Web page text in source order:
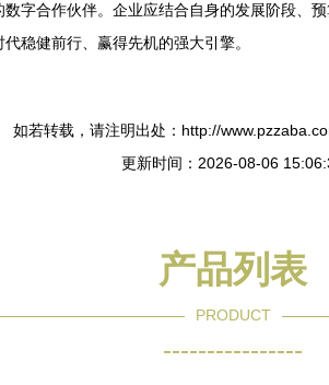
字合作伙伴。企业应结合自身的发展阶段、
稳健前行、赢得先机的强大引擎。
如若转载，请注明出处：http://
更新时间：2026-08-06
产品列表
PRODUCT
----------------